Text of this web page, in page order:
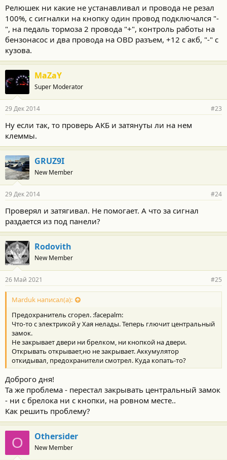
Релюшек ни какие не устанавливал и провода не резал
100%, с сигналки на кнопку один провод подключался "-
", на педаль тормоза 2 провода "+", контроль работы на
бензонасос и два провода на OBD разъем, +12 с акб, "-" с
кузова.
MaZaY
Super Moderator
29 Дек 2014 #23
Ну если так, то проверь АКБ и затянуты ли на нем
клеммы.
GRUZ9I
New Member
29 Дек 2014 #24
Проверял и затягивал. Не помогает. А что за сигнал
раздается из под панели?
Rodovith
New Member
26 Май 2021 #25
Marduk написал(а):
Предохранитель сгорел. :facepalm:
Что-то с электрикой у Хая нелады. Теперь глючит центральный
замок.
Не закрывает двери ни брелком, ни кнопкой на двери.
Открывать открывает,но не закрывает. Аккумулятор
откидывал, предохранители смотрел. Куда копать-то?
Доброго дня!
Та же проблема - перестал закрывать центральный замок
- ни с брелока ни с кнопки, на ровном месте..
Как решить проблему?
O Othersider
New Member